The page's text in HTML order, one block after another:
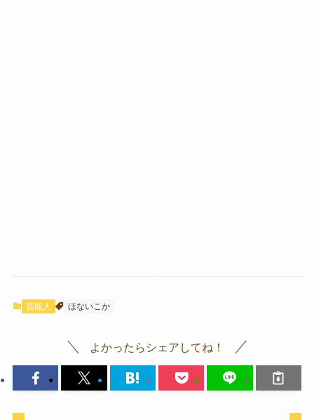
芸能人 ほないこか
よかったらシェアしてね！